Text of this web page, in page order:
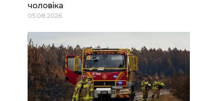
чоловіка
05.08.2026